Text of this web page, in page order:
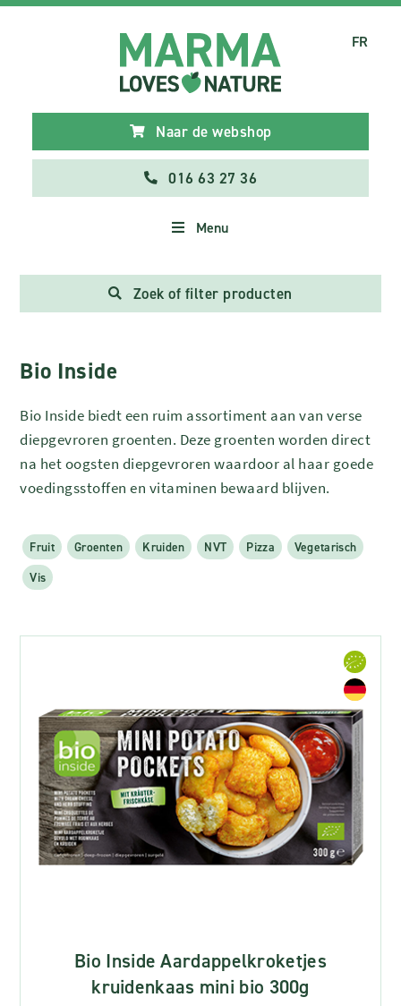
Naar de webshop
016 63 27 36
Menu
FR
Zoek of filter producten
Bio Inside
Bio Inside biedt een ruim assortiment aan van verse
diepgevroren groenten. Deze groenten worden direct
na het oogsten diepgevroren waardoor al haar goede
voedingsstoffen en vitaminen bewaard blijven.
Fruit Groenten Kruiden NVT Pizza
Vegetarisch
Vis
Bio Inside Aardappelkroketjes
kruidenkaas mini bio 300g